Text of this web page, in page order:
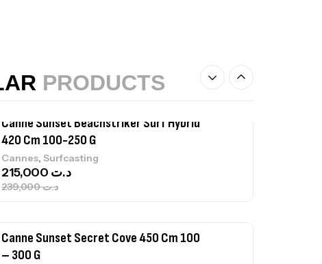
PRODUCTS
Canne Sunset Secret Cove 450 Cm 100
– 300 G
Cannes, Surfcasting
د.ت768,000
د.ت692,000
Canne Sunset Secret Cove 420 Cm 100
– 300 G